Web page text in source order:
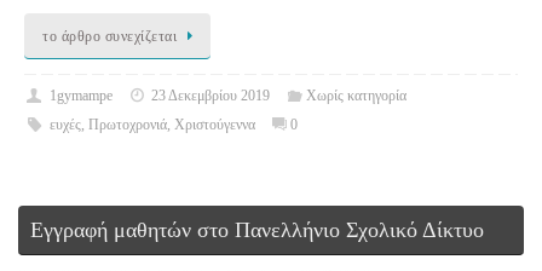
το άρθρο συνεχίζεται
1gymampe 23 Δεκεμβρίου 2019
Χωρίς κατηγορία
ευχές, Πρωτοχρονιά, Χριστούγεννα 0
Εγγραφή μαθητών στο Πανελλήνιο Σχολικό Δίκτυο